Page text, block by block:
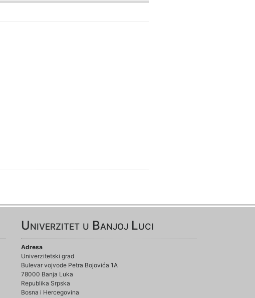
Univerzitet u Banjoj Luci
Adresa
Univerzitetski grad
Bulevar vojvode Petra Bojovića 1A
78000 Banja Luka
Republika Srpska
Bosna i Hercegovina